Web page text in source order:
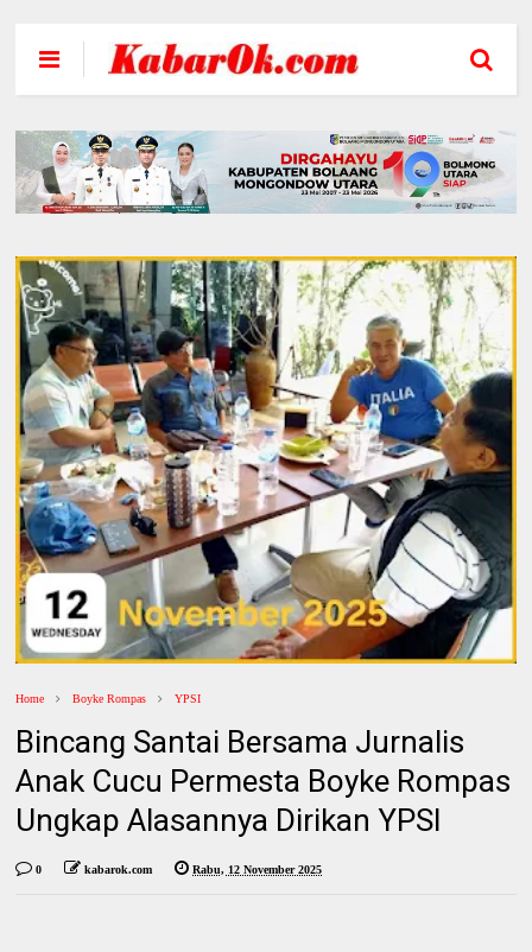
Home Boyke Rompas YPSI
Bincang Santai Bersama Jurnalis
Anak Cucu Permesta Boyke Rompas
Ungkap Alasannya Dirikan YPSI
0 kabarok.com Rabu, 12 November 2025